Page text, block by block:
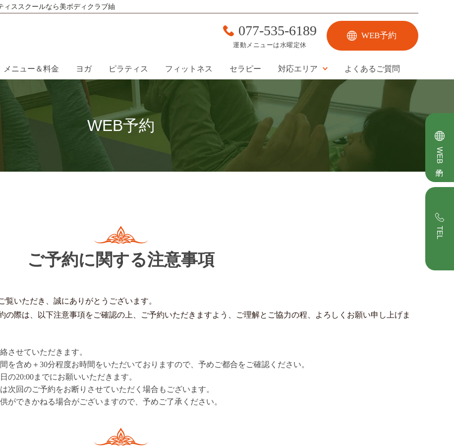
ススクールなら美ボディクラブ紬
077-535-6189
運動メニューは水曜定休
WEB予約
メニュー＆料金 ヨガ ピラティス フィットネス セラピー 対応エリア よくあるご質問
WEB予約
WEB予約
TEL
ご予約に関する注意事項
いただき、誠にありがとうございます。
際は、以下注意事項をご確認の上、ご予約いただきますよう、ご理解とご協力の程、よろしくお願い申し上げま
させていただきます。
を含め＋30分程度お時間をいただいておりますので、予めご都合をご確認ください。
の20:00までにお願いいただきます。
次回のご予約をお断りさせていただく場合もございます。
ができかねる場合がございますので、予めご了承ください。